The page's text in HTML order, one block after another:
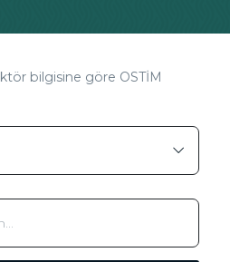
bilgisine göre OSTİM